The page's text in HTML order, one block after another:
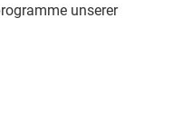
unserer